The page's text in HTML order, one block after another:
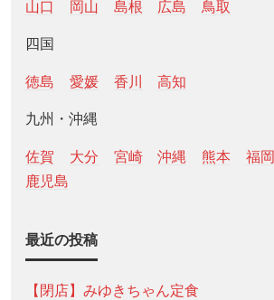
山口 岡山 島根 広島 鳥取
四国
徳島 愛媛 香川 高知
九州・沖縄
佐賀 大分 宮崎 沖縄 熊本 福岡
鹿児島
最近の投稿
【閉店】みゆきちゃん定食